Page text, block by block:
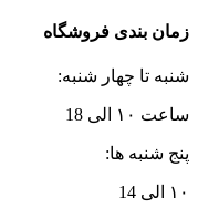
زمان بندی فروشگاه
شنبه تا چهار شنبه:
ساعت ۱۰ الی 18
پنج شنبه ها:
۱۰ الی 14